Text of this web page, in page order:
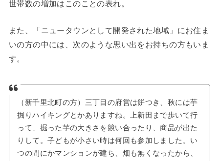
世帯数の増加はこのことの表れ。
また、「ニュータウンとして開発された地域」にお住ま
いの方の中には、次のような思い出をお持ちの方もいま
す。
（新千里北町の方）三丁目の府営は餅つき、秋には芋
掘りハイキングとかありますね。上新田まで歩いて行
って、掘った芋の大きさを競い合ったり、商品が出た
りして。子どもが小さい時は何回も参加しました。い
つの間にかマンションが建ち、畑も無くなったから、